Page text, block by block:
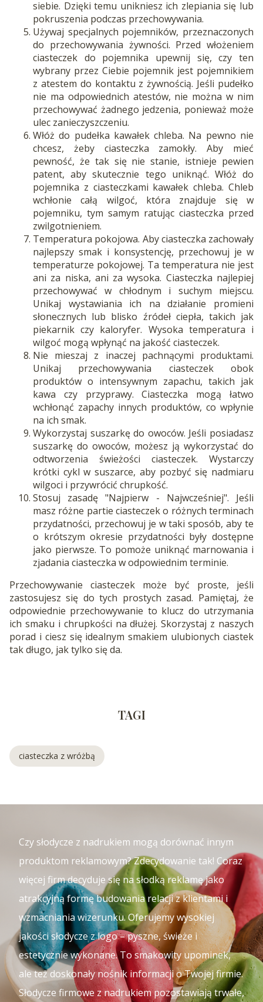
siebie. Dzięki temu unikniesz ich zlepiania się lub
pokruszenia podczas przechowywania.
Używaj specjalnych pojemników, przeznaczonych
do przechowywania żywności. Przed włożeniem
ciasteczek do pojemnika upewnij się, czy ten
wybrany przez Ciebie pojemnik jest pojemnikiem
z atestem do kontaktu z żywnością. Jeśli pudełko
nie ma odpowiednich atestów, nie można w nim
przechowywać żadnego jedzenia, ponieważ może
ulec zanieczyszczeniu.
Włóż do pudełka kawałek chleba. Na pewno nie
chcesz, żeby ciasteczka zamokły. Aby mieć
pewność, że tak się nie stanie, istnieje pewien
patent, aby skutecznie tego uniknąć. Włóż do
pojemnika z ciasteczkami kawałek chleba. Chleb
wchłonie całą wilgoć, która znajduje się w
pojemniku, tym samym ratując ciasteczka przed
zwilgotnieniem.
Temperatura pokojowa. Aby ciasteczka zachowały
najlepszy smak i konsystencję, przechowuj je w
temperaturze pokojowej. Ta temperatura nie jest
ani za niska, ani za wysoka. Ciasteczka najlepiej
przechowywać w chłodnym i suchym miejscu.
Unikaj wystawiania ich na działanie promieni
słonecznych lub blisko źródeł ciepła, takich jak
piekarnik czy kaloryfer. Wysoka temperatura i
wilgoć mogą wpłynąć na jakość ciasteczek.
Nie mieszaj z inaczej pachnącymi produktami.
Unikaj przechowywania ciasteczek obok
produktów o intensywnym zapachu, takich jak
kawa czy przyprawy. Ciasteczka mogą łatwo
wchłonąć zapachy innych produktów, co wpłynie
na ich smak.
Wykorzystaj suszarkę do owoców. Jeśli posiadasz
suszarkę do owoców, możesz ją wykorzystać do
odtworzenia świeżości ciasteczek. Wystarczy
krótki cykl w suszarce, aby pozbyć się nadmiaru
wilgoci i przywrócić chrupkość.
Stosuj zasadę "Najpierw - Najwcześniej". Jeśli
masz różne partie ciasteczek o różnych terminach
przydatności, przechowuj je w taki sposób, aby te
o krótszym okresie przydatności były dostępne
jako pierwsze. To pomoże uniknąć marnowania i
zjadania ciasteczka w odpowiednim terminie.
Przechowywanie ciasteczek może być proste, jeśli
zastosujesz się do tych prostych zasad. Pamiętaj, że
odpowiednie przechowywanie to klucz do utrzymania
ich smaku i chrupkości na dłużej. Skorzystaj z naszych
porad i ciesz się idealnym smakiem ulubionych ciastek
tak długo, jak tylko się da.
TAGI
ciasteczka z wróżbą
Czy słodycze z nadrukiem mogą dorównać innym
produktom reklamowym? Zdecydowanie tak! Coraz
więcej firm decyduje się na słodką reklamę jako
atrakcyjną formę budowania relacji z klientami i
wzmacniania wizerunku. Oferujemy wysokiej
jakości słodycze z logo – pyszne, świeże i
estetycznie wykonane. To smakowity upominek,
ale też doskonały nośnik informacji o Twojej firmie.
Słodycze firmowe z nadrukiem pozostawiają trwałe,